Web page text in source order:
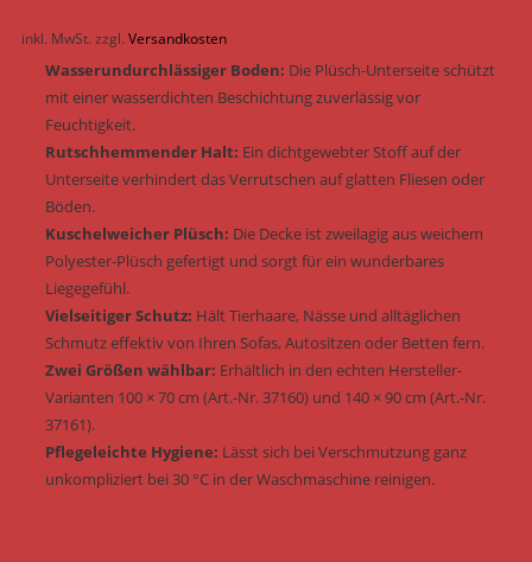
inkl. MwSt. zzgl. Versandkosten
Wasserundurchlässiger Boden: Die Plüsch-Unterseite schützt
mit einer wasserdichten Beschichtung zuverlässig vor
Feuchtigkeit.
Rutschhemmender Halt: Ein dichtgewebter Stoff auf der
Unterseite verhindert das Verrutschen auf glatten Fliesen oder
Böden.
Kuschelweicher Plüsch: Die Decke ist zweilagig aus weichem
Polyester-Plüsch gefertigt und sorgt für ein wunderbares
Liegegefühl.
Vielseitiger Schutz: Hält Tierhaare, Nässe und alltäglichen
Schmutz effektiv von Ihren Sofas, Autositzen oder Betten fern.
Zwei Größen wählbar: Erhältlich in den echten Hersteller-
Varianten 100 × 70 cm (Art.-Nr. 37160) und 140 × 90 cm (Art.-Nr.
37161).
Pflegeleichte Hygiene: Lässt sich bei Verschmutzung ganz
unkompliziert bei 30 °C in der Waschmaschine reinigen.